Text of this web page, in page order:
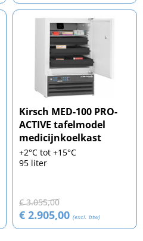
Kirsch MED-100 PRO-
ACTIVE tafelmodel
medicijnkoelkast
+2°C tot +15°C
95 liter
€ 3.055,00
€ 2.905,00 (excl. btw)